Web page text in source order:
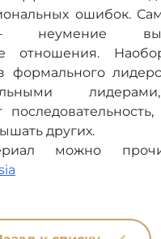
ошибок.
отношения.
формального
других.
можно